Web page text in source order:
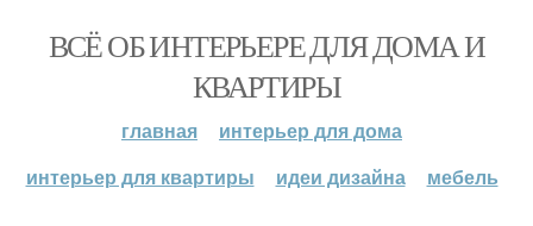
ВСЁ ОБ ИНТЕРЬЕРЕ ДЛЯ ДОМА И
КВАРТИРЫ
главная
интерьер для дома
интерьер для квартиры
идеи дизайна мебель